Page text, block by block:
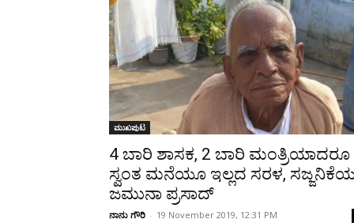
ಮುಖಪುಟ
4 ಬಾರಿ ಶಾಸಕ, 2 ಬಾರಿ ಮಂತ್ರಿಯಾದರೂ
ಸ್ವಂತ ಮನೆಯೂ ಇಲ್ಲದ ಸರಳ,
ಜಮುನಾ ಪ್ರಸಾದ್
ನಾನು ಗೌರಿ - 19 November 2019, 12:31 PM